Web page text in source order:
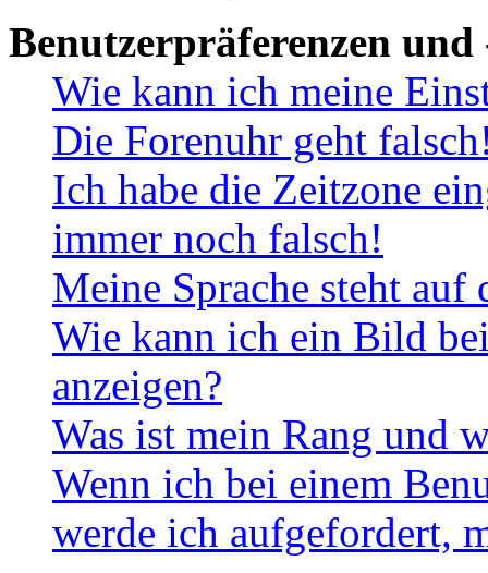
Benutzerpräferenzen und
Wie kann ich meine
Die Forenuhr geht
Ich habe die Zeitzone
immer noch falsch!
Meine Sprache steht
Wie kann ich ein Bild
anzeigen?
Was ist mein Rang und
Wenn ich bei einem
werde ich aufgefordert,